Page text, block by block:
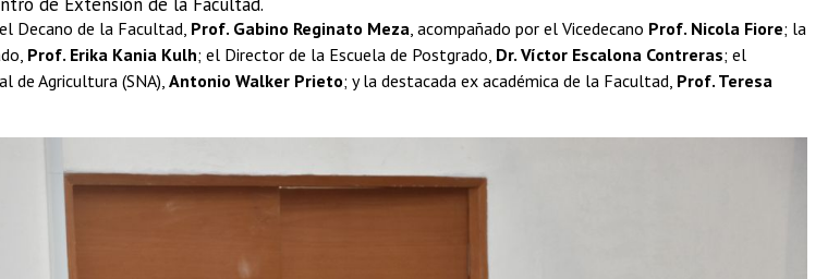
de Extensión de la Facultad.
Decano de la Facultad, Prof. Gabino Reginato Meza, acompañado por el Vicedecano Prof. Nicola Fiore; la
Prof. Erika Kania Kulh; el Director de la Escuela de Postgrado, Dr. Víctor Escalona Contreras; el
de Agricultura (SNA), Antonio Walker Prieto; y la destacada ex académica de la Facultad, Prof. Teresa